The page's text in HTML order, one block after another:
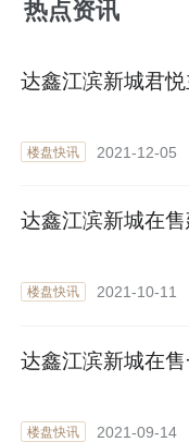
热点资讯
达鑫江滨新城君
楼盘快讯 2021-12-05
达鑫江滨新城在
楼盘快讯 2021-10-11
达鑫江滨新城在
楼盘快讯 2021-09-14